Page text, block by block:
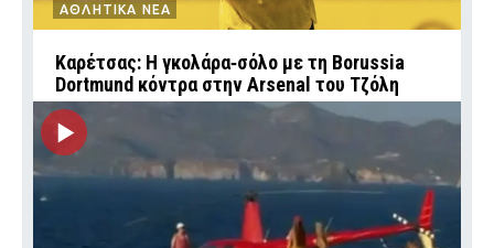
ΑΘΛΗΤΙΚΑ ΝΕΑ
Καρέτσας: Η γκολάρα‑σόλο με τη Borussia
Dortmund κόντρα στην Arsenal του Τζόλη